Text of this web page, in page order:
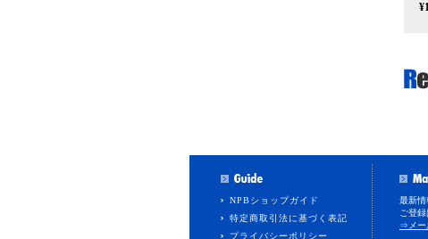
NPBショップガイド
特定商取引法に基づく表記
プライバシーポリシー
最新情
ご登
⇒メー